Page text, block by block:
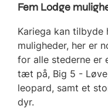
Fem Lodge
Kariega kan
muligheder, her er
for alle stederne er
tæt på, Big 5 -
leopard, samt et
dyr.